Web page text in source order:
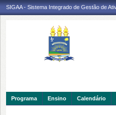
SIGAA - Sistema Integrado de Gestão de
Programa Ensino Calendário